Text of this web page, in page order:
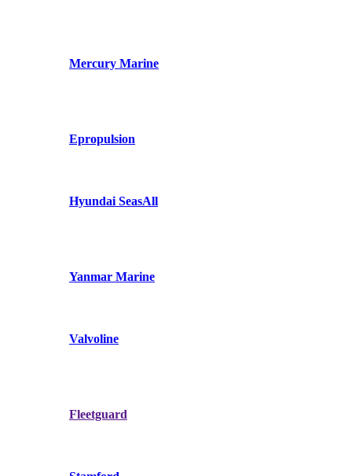
Mercury Marine
Epropulsion
Hyundai SeasAll
Yanmar Marine
Valvoline
Fleetguard